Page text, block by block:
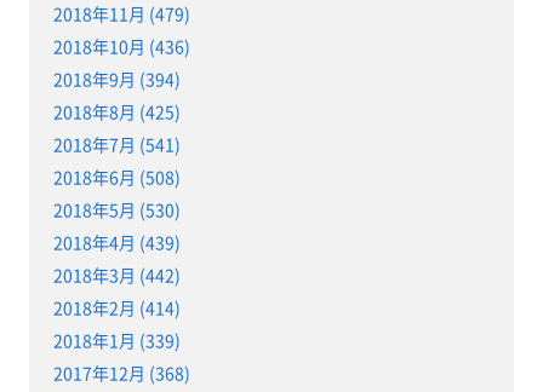
2018年11月 (479)
2018年10月 (436)
2018年9月 (394)
2018年8月 (425)
2018年7月 (541)
2018年6月 (508)
2018年5月 (530)
2018年4月 (439)
2018年3月 (442)
2018年2月 (414)
2018年1月 (339)
2017年12月 (368)